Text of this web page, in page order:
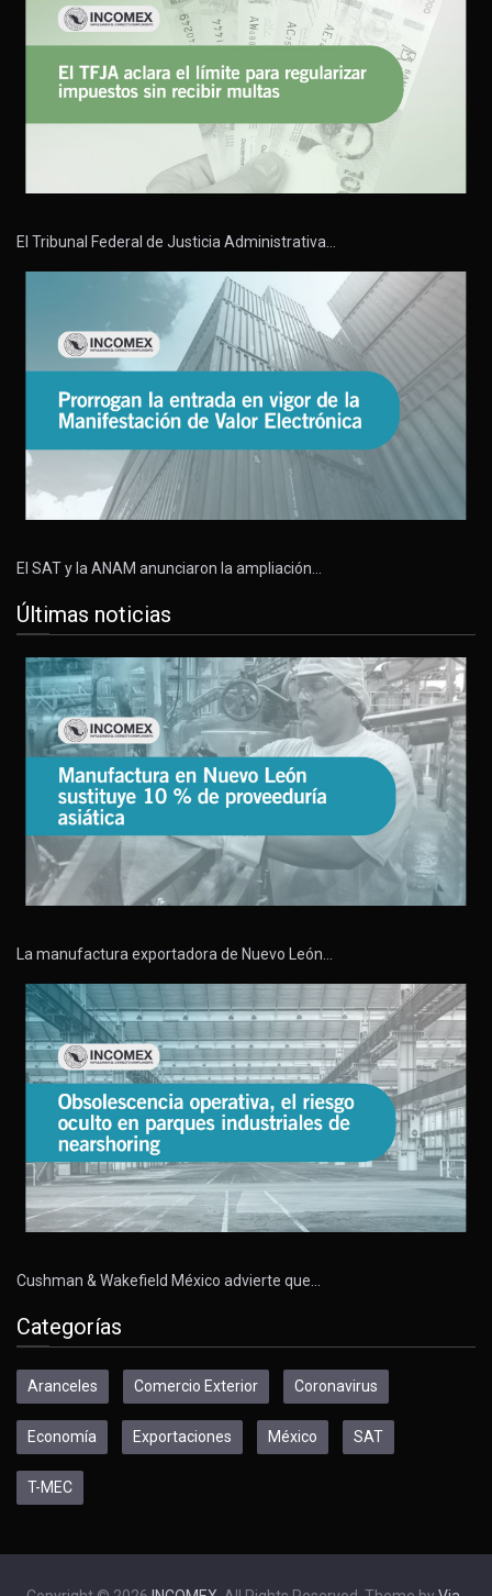
El Tribunal Federal de Justicia Administrativa…
El SAT y la ANAM anunciaron la ampliación…
Últimas noticias
La manufactura exportadora de Nuevo León…
Cushman & Wakefield México advierte que…
Categorías
Aranceles Comercio Exterior Coronavirus
Economía Exportaciones México SAT
T-MEC